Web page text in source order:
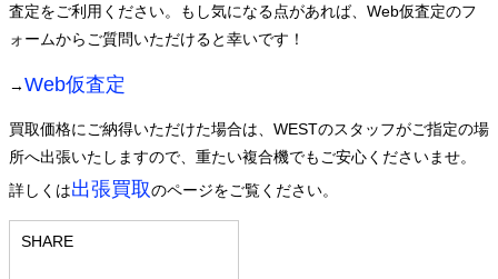
査定をご利用ください。もし気になる点があれば、Web仮査定のフ
ォームからご質問いただけると幸いです！
→Web仮査定
買取価格にご納得いただけた場合は、WESTのスタッフがご指定の場
所へ出張いたしますので、重たい複合機でもご安心くださいませ。
詳しくは出張買取のページをご覧ください。
SHARE